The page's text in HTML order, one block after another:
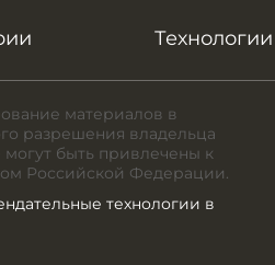
Технологии
материалов в
разрешения владельца
быть привлечены к
Российской Федерации.
технологии в